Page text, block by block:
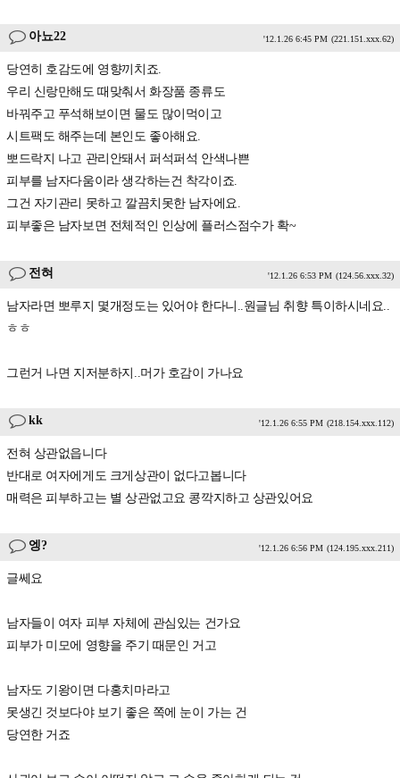
아뇨22 '12.1.26 6:45 PM (221.151.xxx.62)
당연히 호감도에 영향끼치죠.
우리 신랑만해도 때맞춰서 화장품 종류도
바꿔주고 푸석해보이면 물도 많이먹이고
시트팩도 해주는데 본인도 좋아해요.
뽀드락지 나고 관리안돼서 퍼석퍼석 안색나쁜
피부를 남자다움이라 생각하는건 착각이죠.
그건 자기관리 못하고 깔끔치못한 남자에요.
피부좋은 남자보면 전체적인 인상에 플러스점수가 확~
전혀 '12.1.26 6:53 PM (124.56.xxx.32)
남자라면 뽀루지 몇개정도는 있어야 한다니..원글님 취향 특이하시네요..
ㅎㅎ
그런거 나면 지저분하지..머가 호감이 가나요
kk '12.1.26 6:55 PM (218.154.xxx.112)
전혀 상관없읍니다
반대로 여자에게도 크게상관이 없다고봅니다
매력은 피부하고는 별 상관없고요 콩깍지하고 상관있어요
엥? '12.1.26 6:56 PM (124.195.xxx.211)
글쎄요
남자들이 여자 피부 자체에 관심있는 건가요
피부가 미모에 영향을 주기 때문인 거고
남자도 기왕이면 다홍치마라고
못생긴 것보다야 보기 좋은 쪽에 눈이 가는 건
당연한 거죠